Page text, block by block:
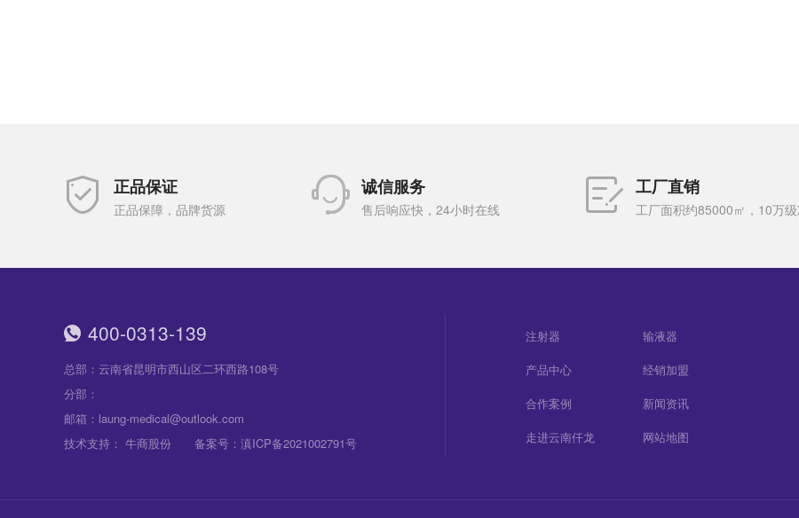
正品保证
正品保障，品牌货源
诚信服务
售后响应快，24小时在线
工厂直销
工厂面积约85000㎡，10万
400-0313-139
总部：云南省昆明市西山区二环西路108号
分部：
邮箱：laung-medical@outlook.com
技术支持： 牛商股份 备案号： 滇ICP备2021002791号
注射器
输液器
产品中心
经销加盟
合作案例
新闻资讯
走进云南仟龙
网站地图